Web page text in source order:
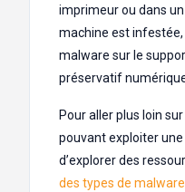
imprimeur ou dans
machine est infestée,
malware sur le
préservatif
Pour aller plus loin
pouvant exploiter
d’explorer des
des types de